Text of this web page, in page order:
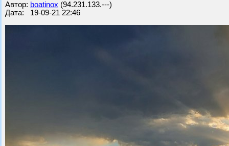
Автор: boatinox (94.231.133.---)
Дата: 19-09-21 22:46